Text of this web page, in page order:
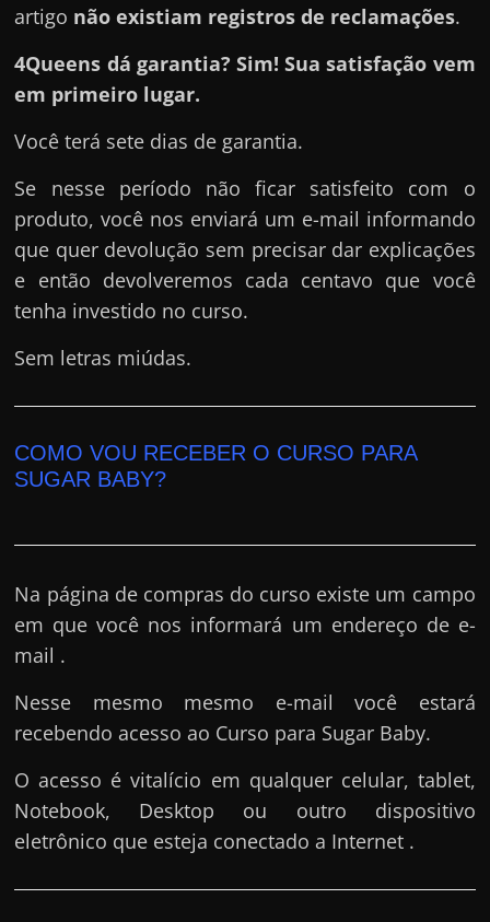
artigo não existiam registros de reclamações.
4Queens dá garantia? Sim! Sua satisfação vem
em primeiro lugar.
Você terá sete dias de garantia.
Se nesse período não ficar satisfeito com o
produto, você nos enviará um e-mail informando
que quer devolução sem precisar dar explicações
e então devolveremos cada centavo que você
tenha investido no curso.
Sem letras miúdas.
COMO VOU RECEBER O CURSO PARA
SUGAR BABY?
Na página de compras do curso existe um campo
em que você nos informará um endereço de e-
mail .
Nesse mesmo mesmo e-mail você estará
recebendo acesso ao Curso para Sugar Baby.
O acesso é vitalício em qualquer celular, tablet,
Notebook, Desktop ou outro dispositivo
eletrônico que esteja conectado a Internet .